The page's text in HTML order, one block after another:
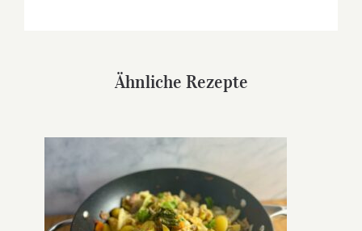
Ähnliche Rezepte